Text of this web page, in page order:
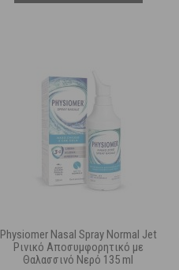
Physiomer Nasal Spray Normal Jet
Ρινικό Αποσυμφορητικό με
Θαλασσινό Νερό 135 ml